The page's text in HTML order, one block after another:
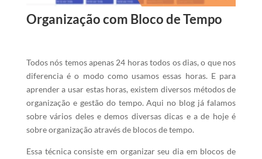
Organização com Bloco de Tempo
Todos nós temos apenas 24 horas todos os dias, o que nos
diferencia é o modo como usamos essas horas. E para
aprender a usar estas horas, existem diversos métodos de
organização e gestão do tempo. Aqui no blog já falamos
sobre vários deles e demos diversas dicas e a de hoje é
sobre organização através de blocos de tempo.
Essa técnica consiste em organizar seu dia em blocos de